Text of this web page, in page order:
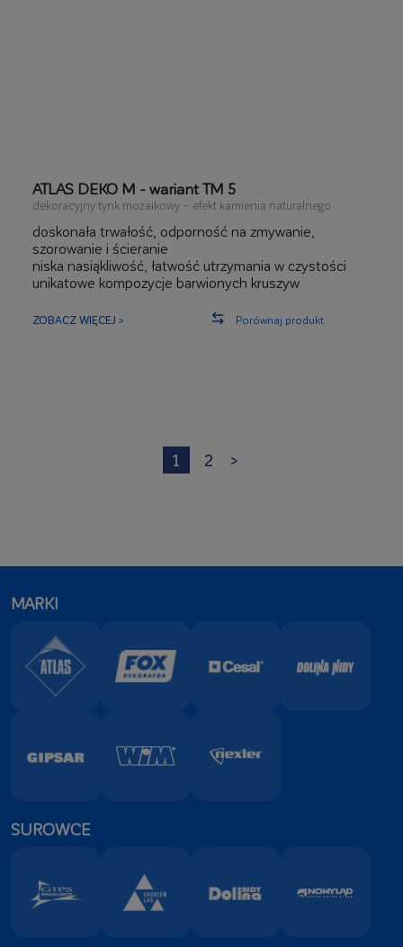
ATLAS DEKO M - wariant TM 5
dekoracyjny tynk mozaikowy – efekt kamienia naturalnego
doskonała trwałość, odporność na zmywanie,
szorowanie i ścieranie
niska nasiąkliwość, łatwość utrzymania w czystości
unikatowe kompozycje barwionych kruszyw
szeroki zakres zastosowań zewnętrznych i
ZOBACZ WIĘCEJ > Porównaj produkt
1 2 >
MARKI
SUROWCE